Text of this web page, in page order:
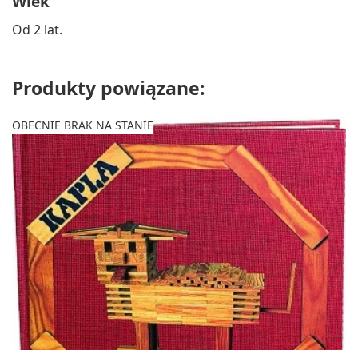
Od 2 lat.
Produkty powiązane:
OBECNIE BRAK NA STANIE